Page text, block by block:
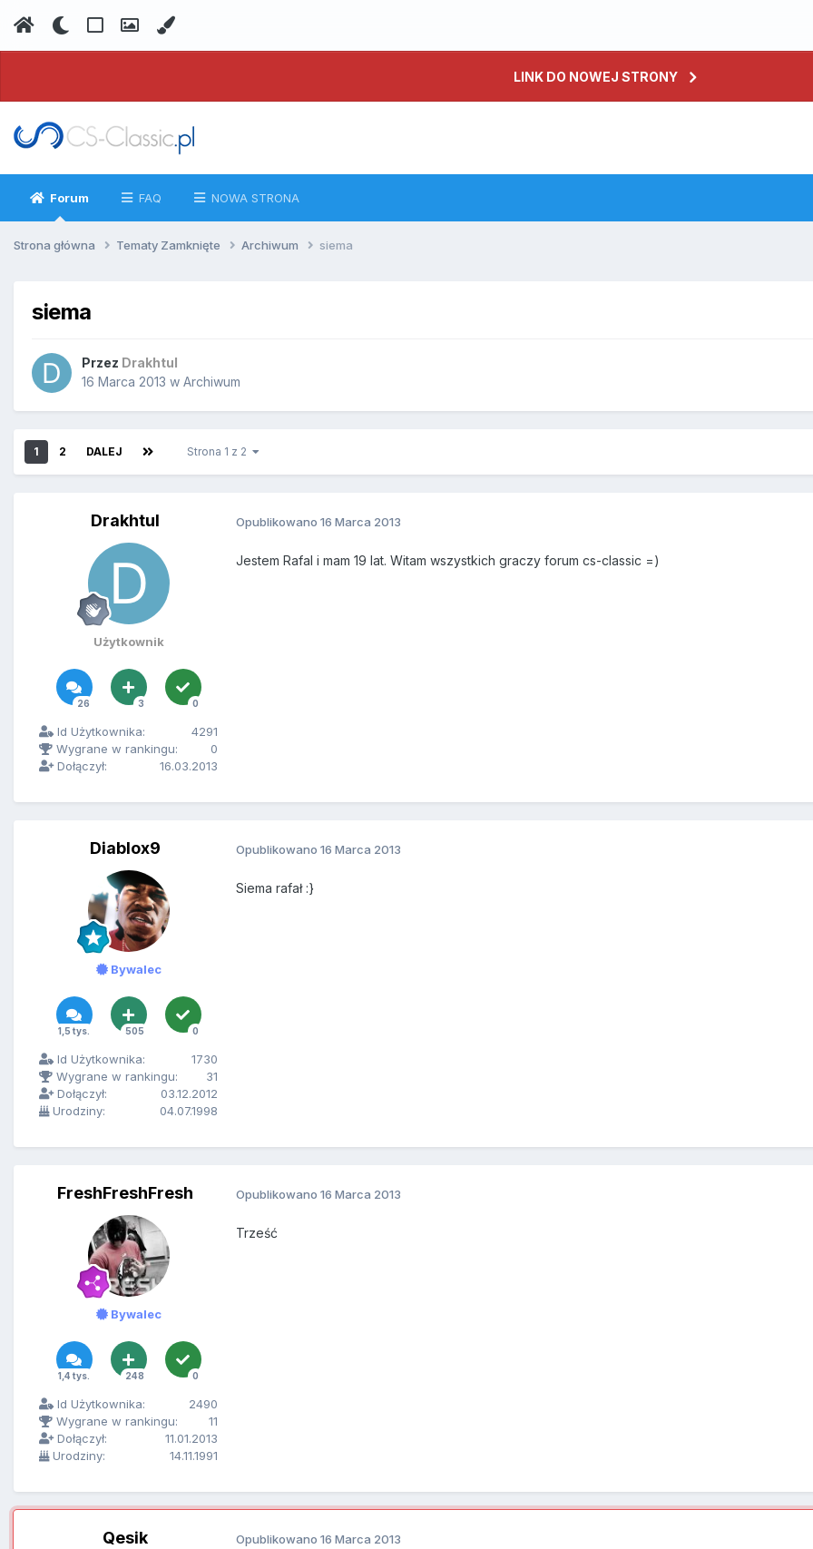
LINK DO NOWEJ STRONY
Forum FAQ NOWA STRONA
Strona główna Tematy Zamknięte Archiwum siema
siema
Przez Drakhtul
16 Marca 2013 w Archiwum
1 2 DALEJ Strona 1 z 2
Drakhtul
Użytkownik
26 3 0
Id Użytkownika:
4291
Wygrane w rankingu:
0
Dołączył:
16.03.2013
Opublikowano 16 Marca 2013
Jestem Rafal i mam 19 lat. Witam wszystkich graczy forum cs-classic =)
Diablox9
Bywalec
1,5 tys. 505 0
Id Użytkownika:
1730
Wygrane w rankingu:
31
Dołączył:
03.12.2012
Urodziny:
04.07.1998
Opublikowano 16 Marca 2013
Siema rafał :}
FreshFreshFresh
Bywalec
1,4 tys. 248 0
Id Użytkownika:
2490
Wygrane w rankingu:
11
Dołączył:
11.01.2013
Urodziny:
14.11.1991
Opublikowano 16 Marca 2013
Trześć
Qesik Opublikowano 16 Marca 2013